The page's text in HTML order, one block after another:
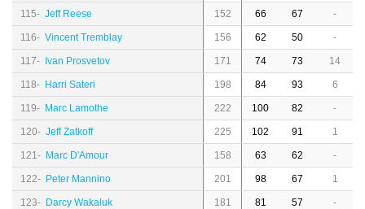
115- Jeff Reese 152 66 67 -
116- Vincent Tremblay 156 62 50 -
117- Ivan Prosvetov 171 74 73 14
118- Harri Sateri 198 84 93 6
119- Marc Lamothe 222 100 82 -
120- Jeff Zatkoff 225 102 91 1
121- Marc D'Amour 158 63 62 -
122- Peter Mannino 201 98 67 1
123- Darcy Wakaluk 181 81 57 -